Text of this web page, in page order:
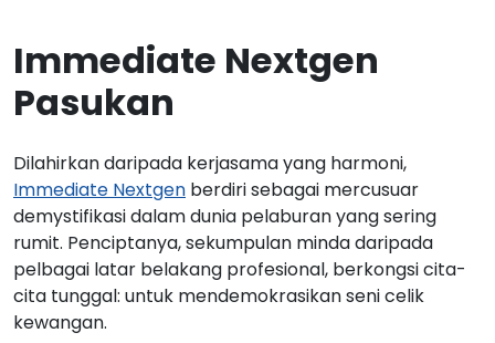
Immediate Nextgen
Pasukan
Dilahirkan daripada kerjasama yang harmoni,
Immediate Nextgen berdiri sebagai mercusuar
demystifikasi dalam dunia pelaburan yang sering
rumit. Penciptanya, sekumpulan minda daripada
pelbagai latar belakang profesional, berkongsi cita-
cita tunggal: untuk mendemokrasikan seni celik
kewangan.